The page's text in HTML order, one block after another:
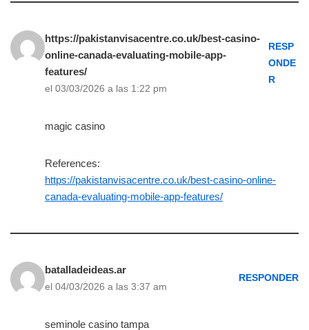
https://pakistanvisacentre.co.uk/best-casino-
online-canada-evaluating-mobile-app-
features/
el 03/03/2026 a las 1:22 pm
RESP
ONDE
R
magic casino
References:
https://pakistanvisacentre.co.uk/best-casino-online-
canada-evaluating-mobile-app-features/
batalladeideas.ar
el 04/03/2026 a las 3:37 am
RESPONDER
seminole casino tampa